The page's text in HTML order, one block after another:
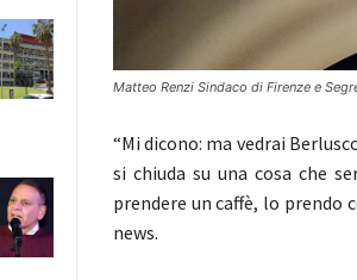
Matteo Renzi Sindaco di Firenze e
“Mi dicono: ma vedrai
si chiuda su una cosa che
prendere un caffè, lo prendo
news.